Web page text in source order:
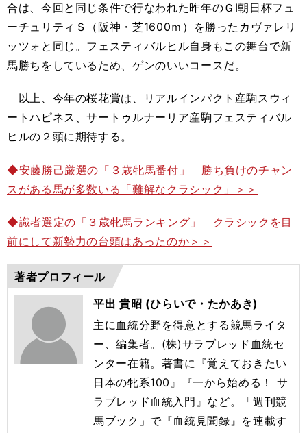
合は、今回と同じ条件で行なわれた昨年のＧⅠ朝日杯フュ
ーチュリティＳ（阪神・芝1600ｍ）を勝ったカヴァレリ
ッツォと同じ。フェスティバルヒル自身もこの舞台で新
馬勝ちをしているため、ゲンのいいコースだ。
以上、今年の桜花賞は、リアルインパクト産駒スウィ
ートハピネス、サートゥルナーリア産駒フェスティバル
ヒルの２頭に期待する。
◆安藤勝己厳選の「３歳牝馬番付」 勝ち負けのチャン
スがある馬が多数いる「難解なクラシック」＞＞
◆識者選定の「３歳牝馬ランキング」 クラシックを目
前にして新勢力の台頭はあったのか＞＞
著者プロフィール
平出 貴昭 (ひらいで・たかあき)
主に血統分野を得意とする競馬ライタ
ー、編集者。(株)サラブレッド血統セ
ンター在籍。著書に『覚えておきたい
日本の牝系100』『一から始める！ サ
ラブレッド血統入門』など。「週刊競
馬ブック」で『血統見聞録』を連載す